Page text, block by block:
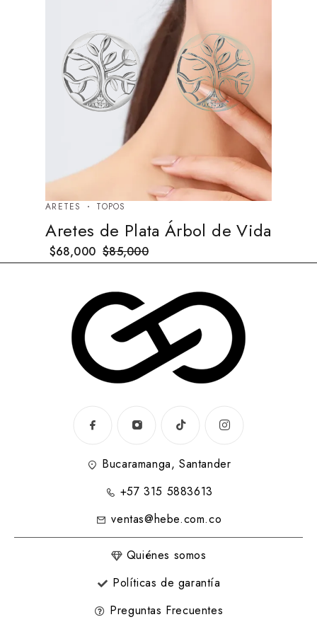
ARETES TOPOS
Aretes de Plata Árbol de Vida
$85,000
$68,000
Bucaramanga, Santander
+57 315 5883613
ventas@hebe.com.co
Quiénes somos
Políticas de garantía
Preguntas Frecuentes